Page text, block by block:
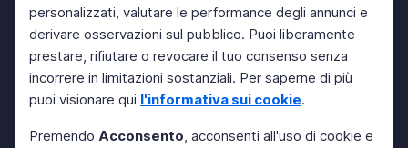
personalizzati, valutare le performance degli annunci e
derivare osservazioni sul pubblico. Puoi liberamente
prestare, rifiutare o revocare il tuo consenso senza
incorrere in limitazioni sostanziali. Per saperne di più
puoi visionare qui l'informativa sui cookie.
Premendo Acconsento, acconsenti all'uso di cookie e